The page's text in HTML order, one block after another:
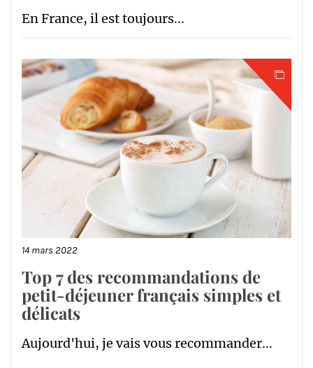
En France, il est toujours...
14 mars 2022
Top 7 des recommandations de
petit-déjeuner français simples et
délicats
Aujourd'hui, je vais vous recommander...